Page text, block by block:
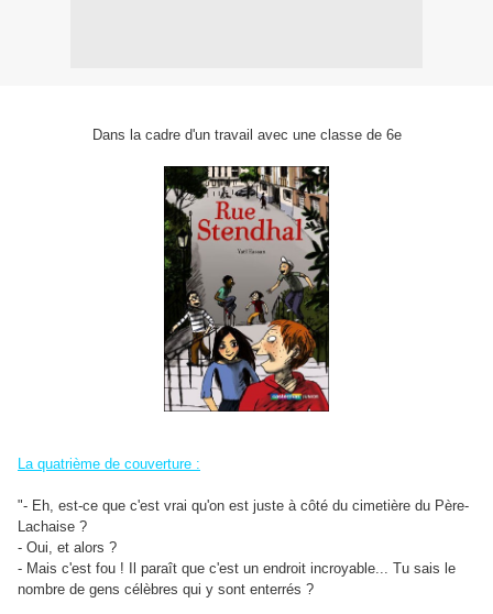
Dans la cadre d'un travail avec une classe de 6e
La quatrième de couverture :
"- Eh, est-ce que c'est vrai qu'on est juste à côté du cimetière du Père-
Lachaise ?
- Oui, et alors ?
- Mais c'est fou ! Il paraît que c'est un endroit incroyable... Tu sais le
nombre de gens célèbres qui y sont enterrés ?